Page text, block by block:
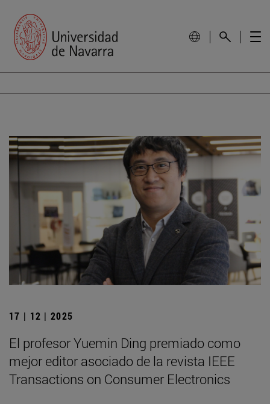
17 | 12 | 2025
El profesor Yuemin Ding premiado como
mejor editor asociado de la revista IEEE
Transactions on Consumer Electronics